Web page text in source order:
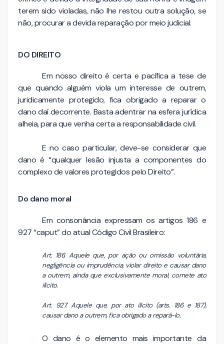
terem sido violadas, não lhe restou outra solução, se
não, procurar a devida reparação por meio judicial.
DO DIREITO
Em nosso direito é certa e pacífica a tese de
que quando alguém viola um interesse de outrem,
juridicamente protegido, fica obrigado a reparar o
dano daí decorrente. Basta adentrar na esfera jurídica
alheia, para que venha certa a responsabilidade civil.
E no caso particular, deve-se considerar que
dano é “qualquer lesão injusta a componentes do
complexo de valores protegidos pelo Direito”.
Do dano moral
Em consonância expressam os artigos 186 e
927 “caput” do atual Código Civil Brasileiro:
Art. 186. Aquele que, por ação ou omissão voluntária,
negligência ou imprudência, violar direito e causar dano
a outrem, ainda que exclusivamente moral, comete ato
ilícito.
Art. 927. Aquele que, por ato ilícito (arts. 186 e 187),
causar dano a outrem, fica obrigado a repará-lo.
O dano é o elemento mais importante da